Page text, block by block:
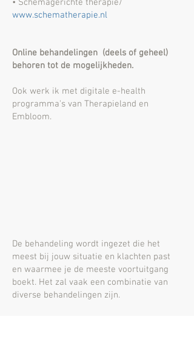
• Schemagerichte therapie/
www.schematherapie.nl
Online behandelingen (deels of geheel)
behoren tot de mogelijkheden.
Ook werk ik met digitale e-health
programma's van Therapieland en
Embloom.
De behandeling wordt ingezet die het
meest bij jouw situatie en klachten past
en waarmee je de meeste voortuitgang
boekt. Het zal vaak een combinatie van
diverse behandelingen zijn.